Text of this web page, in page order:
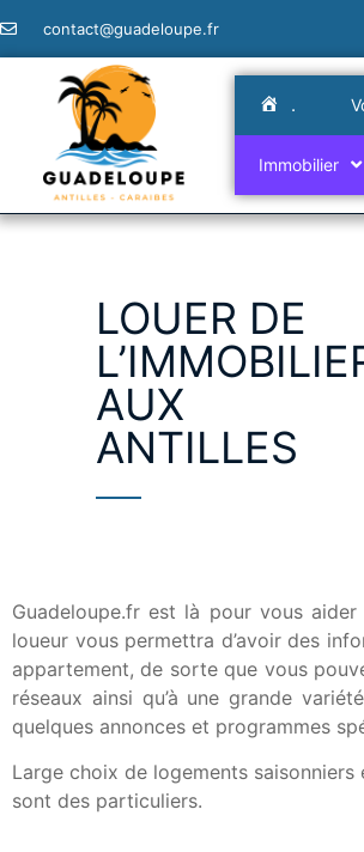
contact@guadeloupe.fr
.
Immobilier
LOUER DE
AUX
ANTILLES
Guadeloupe.fr est là pour vous
loueur vous permettra d’avoir des
appartement, de sorte que vous
réseaux ainsi qu’à une grande
quelques annonces et programmes
Large choix de logements
sont des particuliers.